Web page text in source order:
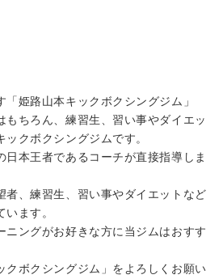
姫路山本キックボクシングジム」
もちろん、練習生、習い事やダイエッ
ックボクシングジムです。
日本王者であるコーチが直接指導しま
者、練習生、習い事やダイエットなど
ます。
ニングがお好きな方に当ジムはおすす
クボクシングジム」をよろしくお願い